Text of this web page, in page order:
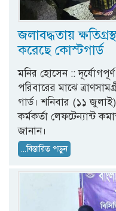
জলাবদ্ধতায়
করেছে কোস্টগার্ড
মনির হোসেন ::
পরিবারের মাঝে
গার্ড। শনিবার (১১
কর্মকর্তা লেফটেন্যান্ট
জানান।
...বিস্তারিত পড়ুন